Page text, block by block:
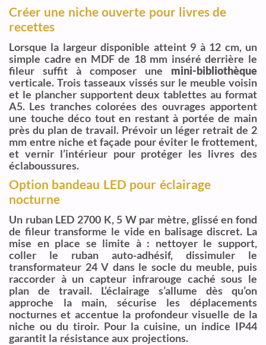
Créer une niche ouverte pour livres de
recettes
Lorsque la largeur disponible atteint 9 à 12 cm, un
simple cadre en MDF de 18 mm inséré derrière le
fileur suffit à composer une mini-bibliothèque
verticale. Trois tasseaux vissés sur le meuble voisin
et le plancher supportent deux tablettes au format
A5. Les tranches colorées des ouvrages apportent
une touche déco tout en restant à portée de main
près du plan de travail. Prévoir un léger retrait de 2
mm entre niche et façade pour éviter le frottement,
et vernir l’intérieur pour protéger les livres des
éclaboussures.
Option bandeau LED pour éclairage
nocturne
Un ruban LED 2700 K, 5 W par mètre, glissé en fond
de fileur transforme le vide en balisage discret. La
mise en place se limite à : nettoyer le support,
coller le ruban auto-adhésif, dissimuler le
transformateur 24 V dans le socle du meuble, puis
raccorder à un capteur infrarouge caché sous le
plan de travail. L’éclairage s’allume dès qu’on
approche la main, sécurise les déplacements
nocturnes et accentue la profondeur visuelle de la
niche ou du tiroir. Pour la cuisine, un indice IP44
garantit la résistance aux projections.